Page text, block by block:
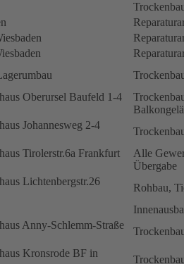
Oberursel Baufeld 1-4
Johannesweg 2-4
Tirolerstr.6a Frankfurt
Alle
Übergabe
Lichtenbergstr.26
Rohbau,
Anny-Schlemm-Straße
Kronsrode BF in